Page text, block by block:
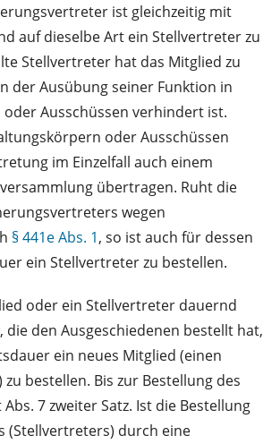
ist gleichzeitig mit
auf dieselbe Art ein Stellvertreter zu
Stellvertreter hat das Mitglied zu
der Ausübung seiner Funktion in
Ausschüssen verhindert ist.
oder Ausschüssen
im Einzelfall auch einem
übertragen. Ruht die
wegen
§ 441e Abs. 1, so ist auch für dessen
ein Stellvertreter zu bestellen.
oder ein Stellvertreter dauernd
die den Ausgeschiedenen bestellt hat,
ein neues Mitglied (einen
bestellen. Bis zur Bestellung des
7 zweiter Satz. Ist die Bestellung
(Stellvertreters) durch eine